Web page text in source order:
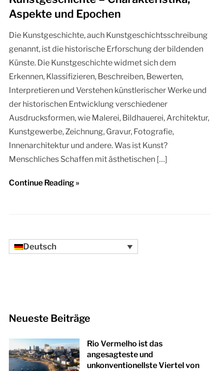
Aspekte und Epochen
Die Kunstgeschichte, auch Kunstgeschichtsschreibung
genannt, ist die historische Erforschung der bildenden
Künste. Die Kunstgeschichte widmet sich dem
Erkennen, Klassifizieren, Beschreiben, Bewerten,
Interpretieren und Verstehen künstlerischer Werke und
der historischen Entwicklung verschiedener
Ausdrucksformen, wie Malerei, Bildhauerei, Architektur,
Kunstgewerbe, Zeichnung, Gravur, Fotografie,
Innenarchitektur und andere. Was ist Kunst?
Menschliches Schaffen mit ästhetischen […]
Continue Reading »
Deutsch
Neueste Beiträge
Rio Vermelho ist das
angesagteste und
unkonventionellste Viertel von